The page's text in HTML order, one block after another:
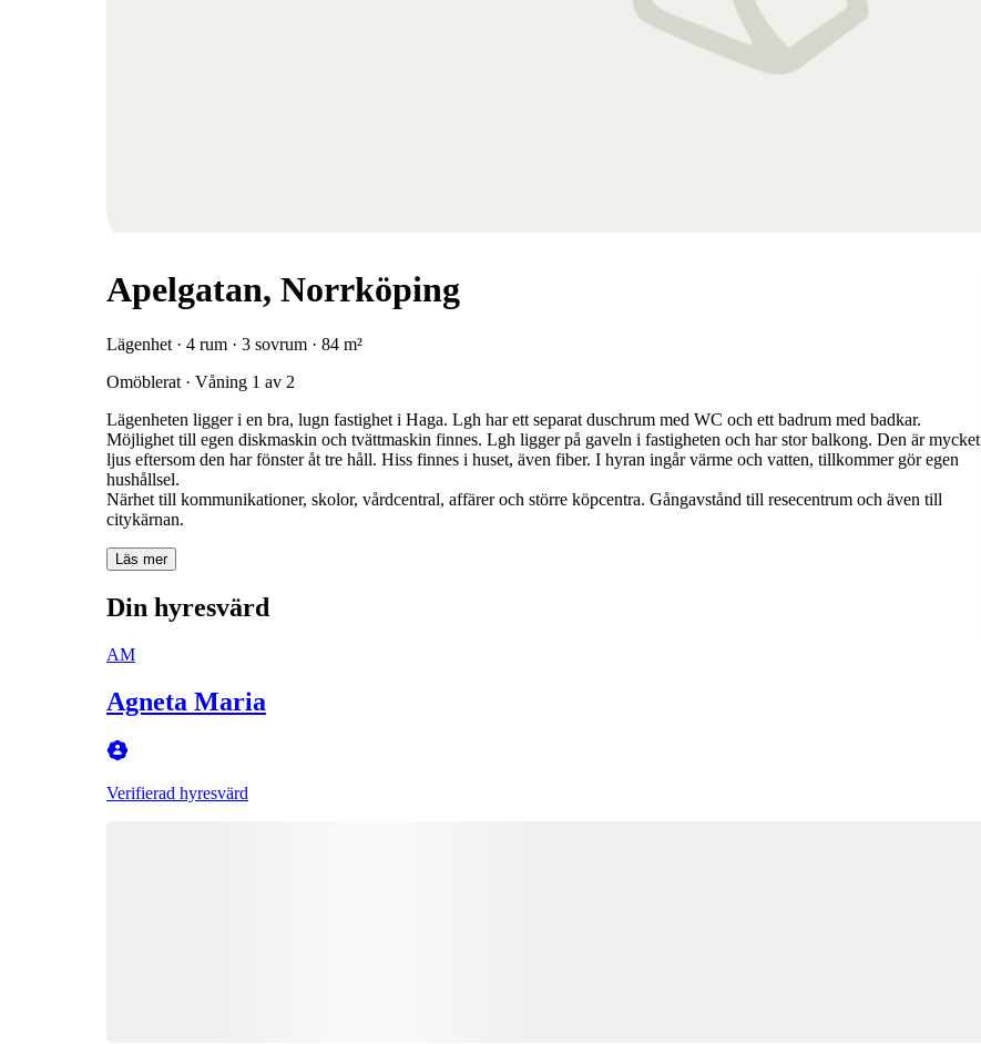
Apelgatan, Norrköping
Lägenhet · 4 rum · 3 sovrum · 84 m²
Omöblerat · Våning 1 av 2
Lägenheten ligger i en bra, lugn fastighet i Haga. Lgh har ett separat duschrum med WC och ett badrum med badkar.
Möjlighet till egen diskmaskin och tvättmaskin finnes. Lgh ligger på gaveln i fastigheten och har stor balkong. Den är mycket
ljus eftersom den har fönster åt tre håll. Hiss finnes i huset, även fiber. I hyran ingår värme och vatten, tillkommer gör egen
hushållsel.
Närhet till kommunikationer, skolor, vårdcentral, affärer och större köpcentra. Gångavstånd till resecentrum och även till
citykärnan.
Läs mer
Din hyresvärd
AM
Agneta Maria
Verifierad hyresvärd